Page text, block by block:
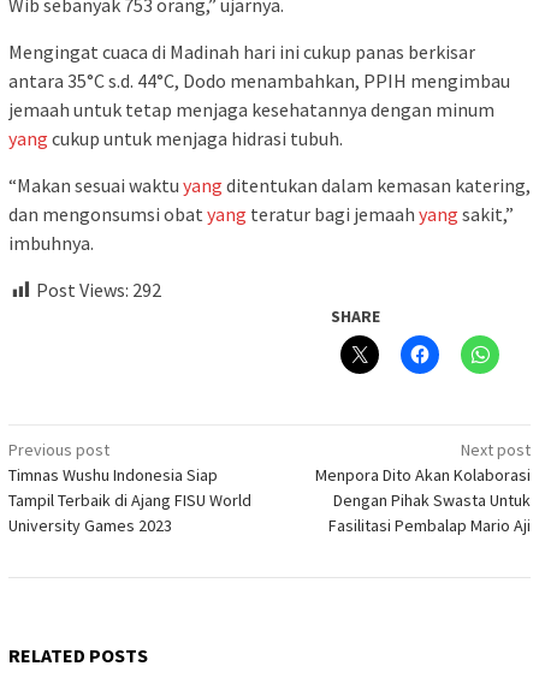
Wib sebanyak 753 orang,” ujarnya.
Mengingat cuaca di Madinah hari ini cukup panas berkisar
antara 35°C s.d. 44°C, Dodo menambahkan, PPIH mengimbau
jemaah untuk tetap menjaga kesehatannya dengan minum
yang cukup untuk menjaga hidrasi tubuh.
“Makan sesuai waktu yang ditentukan dalam kemasan katering,
dan mengonsumsi obat yang teratur bagi jemaah yang sakit,”
imbuhnya.
Post Views: 292
SHARE
Post
navigation
Previous post
Timnas Wushu Indonesia Siap
Tampil Terbaik di Ajang FISU World
University Games 2023
Next post
Menpora Dito Akan Kolaborasi
Dengan Pihak Swasta Untuk
Fasilitasi Pembalap Mario Aji
RELATED POSTS